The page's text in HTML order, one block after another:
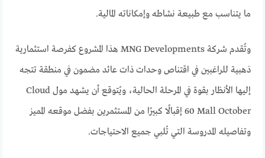
ما يتناسب مع طبيعة نشاطه وإمكاناته المالية.
وتُقدم شركة MNG Developments هذا المشروع كفرصة استثمارية
ذهبية للراغبين في اقتناص وحدات ذات عائد مضمون في منطقة تتجه
إليها الأنظار بقوة في المرحلة الحالية، ويُتوقع أن يشهد مول Cloud
60 Mall October إقبالًا كبيرًا من المستثمرين بفضل موقعه المميز
وتفاصيله المدروسة التي تُلبي جميع الاحتياجات.